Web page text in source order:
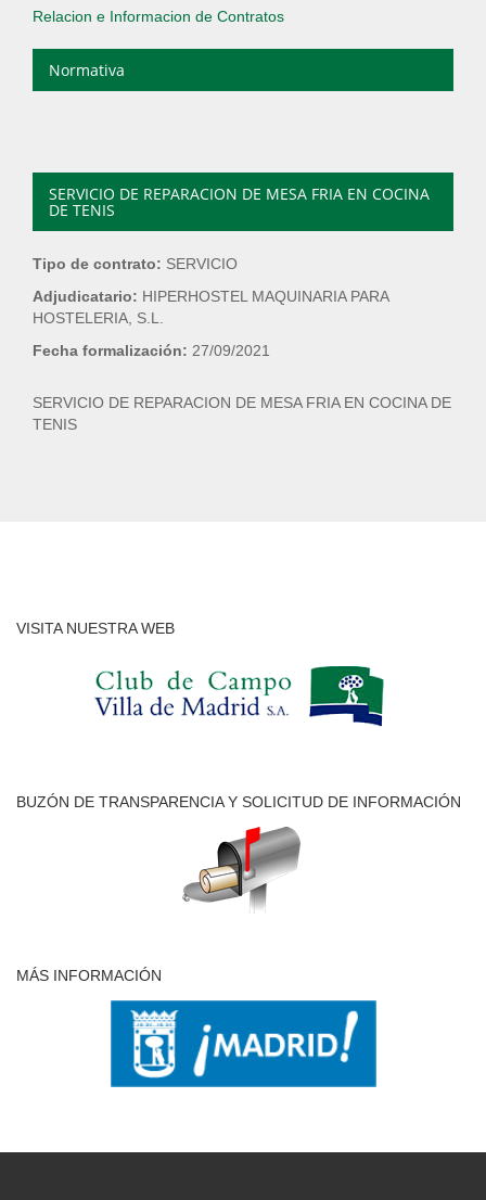
Relacion e Informacion de Contratos
Normativa
SERVICIO DE REPARACION DE MESA FRIA EN COCINA
DE TENIS
Tipo de contrato: SERVICIO
Adjudicatario: HIPERHOSTEL MAQUINARIA PARA
HOSTELERIA, S.L.
Fecha formalización: 27/09/2021
SERVICIO DE REPARACION DE MESA FRIA EN COCINA DE
TENIS
VISITA NUESTRA WEB
BUZÓN DE TRANSPARENCIA Y SOLICITUD DE INFORMACIÓN
MÁS INFORMACIÓN